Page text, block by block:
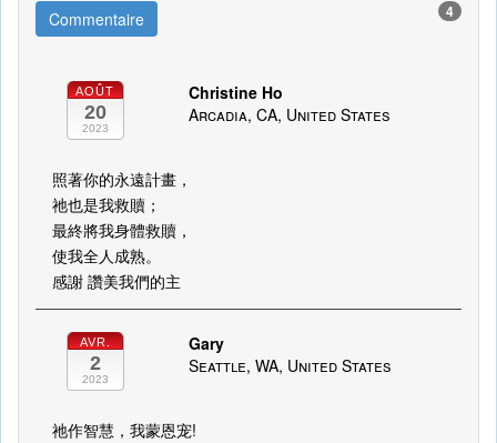
Commentaire 4
AOÛT
20
2023
Christine Ho
Arcadia, CA, United States
照著你的永遠計畫，
祂也是我救贖；
最終將我身體救贖，
使我全人成熟。
感謝 讚美我們的主
AVR.
2
2023
Gary
Seattle, WA, United States
祂作智慧，我蒙恩宠!